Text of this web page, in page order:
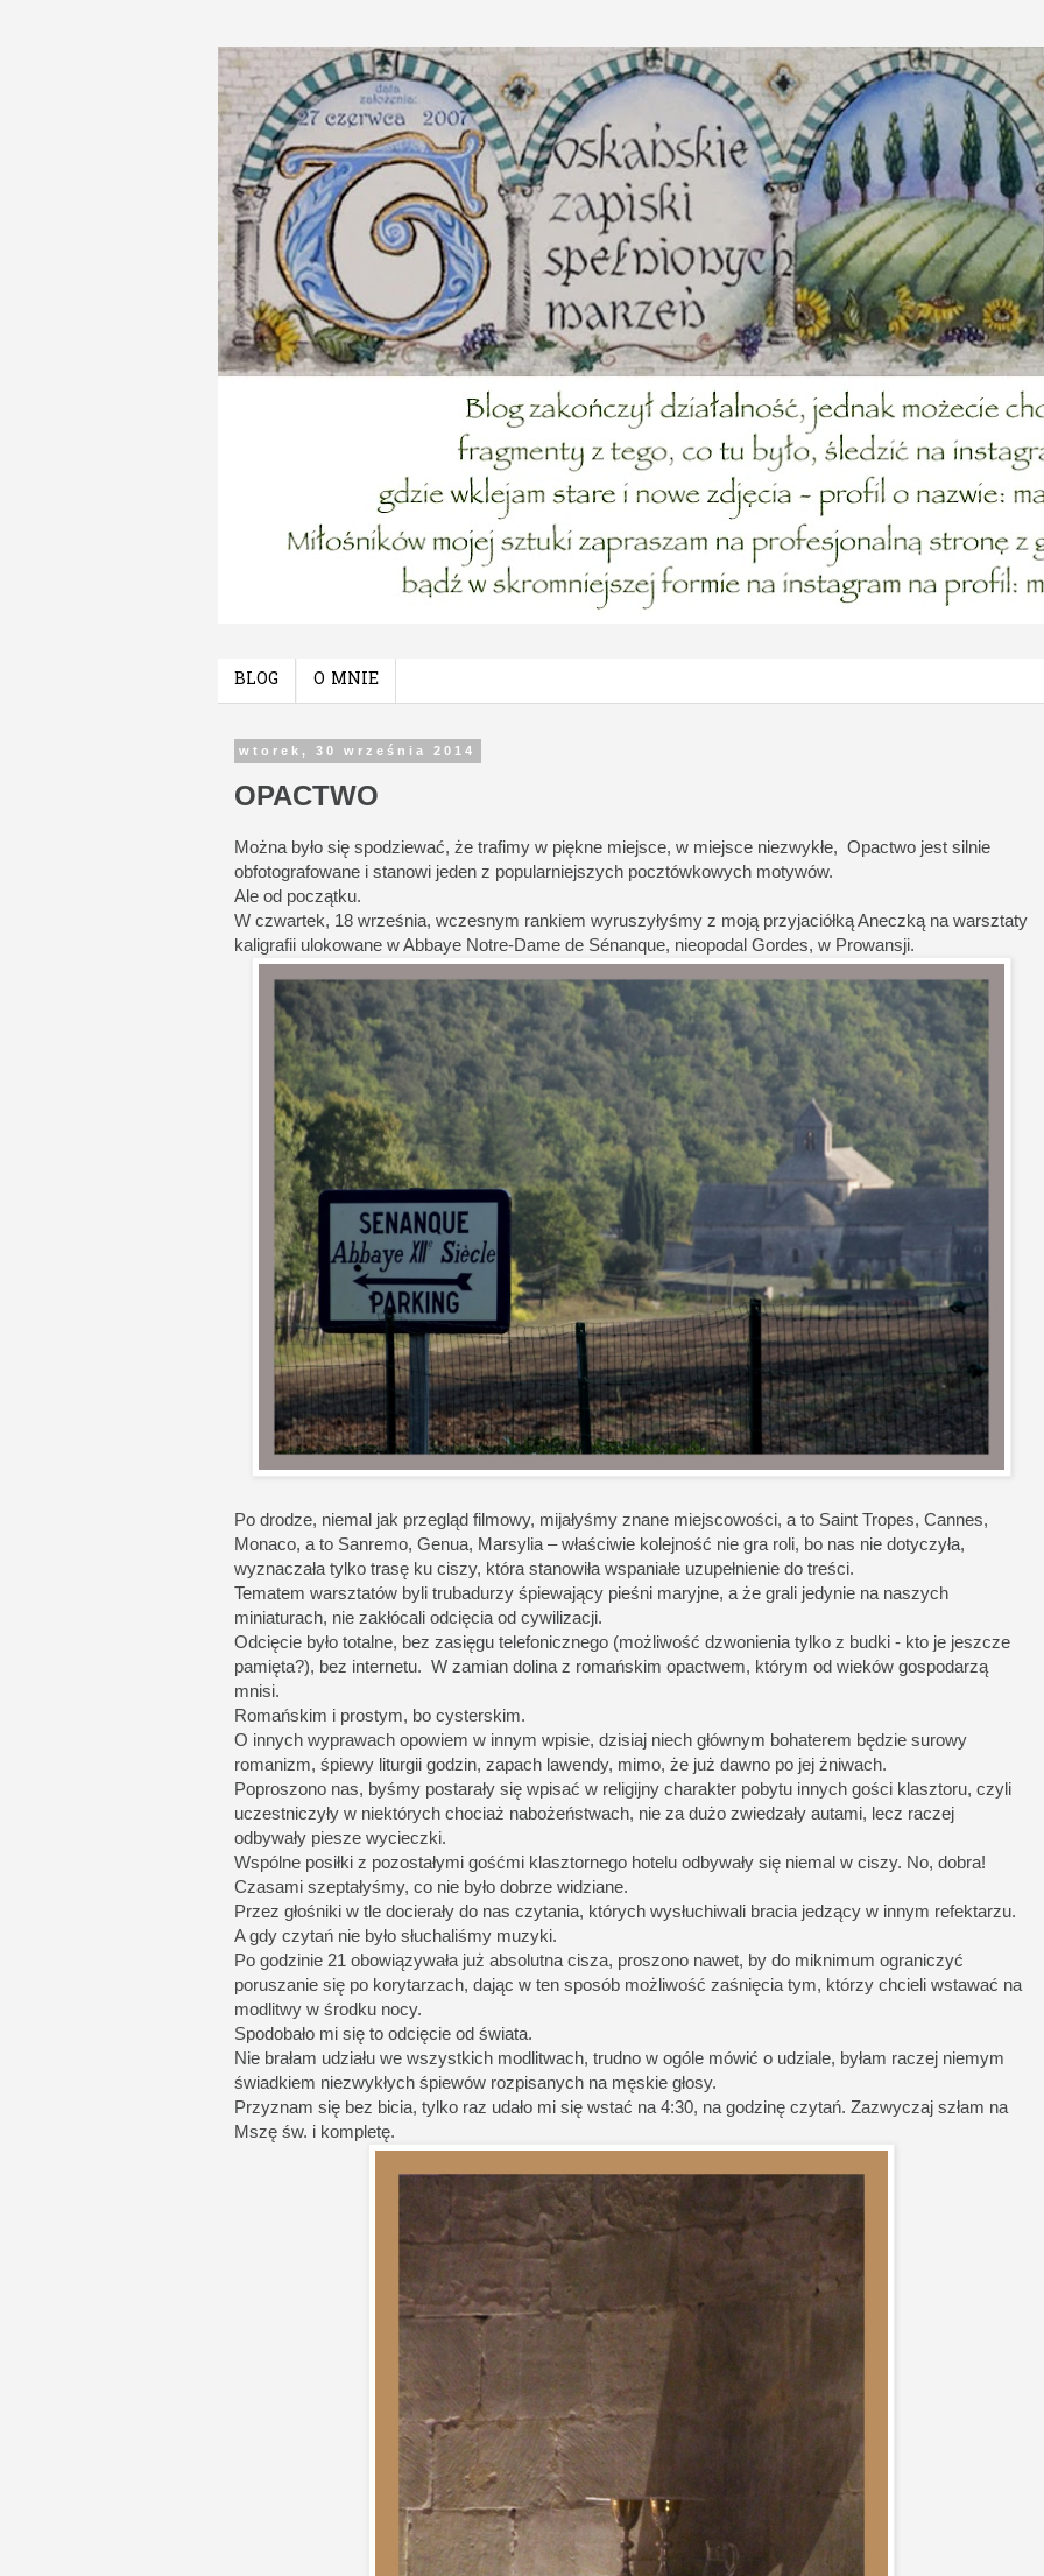
BLOG O MNIE
wtorek, 30 września 2014
OPACTWO
Można było się spodziewać, że trafimy w piękne miejsce, w miejsce niezwykłe, Opactwo jest silnie
obfotografowane i stanowi jeden z popularniejszych pocztówkowych motywów.
Ale od początku.
W czwartek, 18 września, wczesnym rankiem wyruszyłyśmy z moją przyjaciółką Aneczką na warsztaty
kaligrafii ulokowane w Abbaye Notre-Dame de Sénanque, nieopodal Gordes, w Prowansji.
Po drodze, niemal jak przegląd filmowy, mijałyśmy znane miejscowości, a to Saint Tropes, Cannes,
Monaco, a to Sanremo, Genua, Marsylia – właściwie kolejność nie gra roli, bo nas nie dotyczyła,
wyznaczała tylko trasę ku ciszy, która stanowiła wspaniałe uzupełnienie do treści.
Tematem warsztatów byli trubadurzy śpiewający pieśni maryjne, a że grali jedynie na naszych
miniaturach, nie zakłócali odcięcia od cywilizacji.
Odcięcie było totalne, bez zasięgu telefonicznego (możliwość dzwonienia tylko z budki - kto je jeszcze
pamięta?), bez internetu. W zamian dolina z romańskim opactwem, którym od wieków gospodarzą
mnisi.
Romańskim i prostym, bo cysterskim.
O innych wyprawach opowiem w innym wpisie, dzisiaj niech głównym bohaterem będzie surowy
romanizm, śpiewy liturgii godzin, zapach lawendy, mimo, że już dawno po jej żniwach.
Poproszono nas, byśmy postarały się wpisać w religijny charakter pobytu innych gości klasztoru, czyli
uczestniczyły w niektórych chociaż nabożeństwach, nie za dużo zwiedzały autami, lecz raczej
odbywały piesze wycieczki.
Wspólne posiłki z pozostałymi gośćmi klasztornego hotelu odbywały się niemal w ciszy. No, dobra!
Czasami szeptałyśmy, co nie było dobrze widziane.
Przez głośniki w tle docierały do nas czytania, których wysłuchiwali bracia jedzący w innym refektarzu.
A gdy czytań nie było słuchaliśmy muzyki.
Po godzinie 21 obowiązywała już absolutna cisza, proszono nawet, by do miknimum ograniczyć
poruszanie się po korytarzach, dając w ten sposób możliwość zaśnięcia tym, którzy chcieli wstawać na
modlitwy w środku nocy.
Spodobało mi się to odcięcie od świata.
Nie brałam udziału we wszystkich modlitwach, trudno w ogóle mówić o udziale, byłam raczej niemym
świadkiem niezwykłych śpiewów rozpisanych na męskie głosy.
Przyznam się bez bicia, tylko raz udało mi się wstać na 4:30, na godzinę czytań. Zazwyczaj szłam na
Mszę św. i kompletę.